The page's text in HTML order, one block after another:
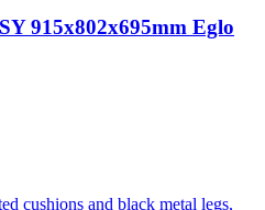
915x802x695mm Eglo